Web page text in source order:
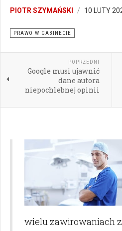
PIOTR SZYMAŃSKI 10 LUTY
PRAWO W GABINECIE
POPRZEDNI
Google musi ujawnić
dane autora
niepochlebnej opinii
wielu zawirowaniach